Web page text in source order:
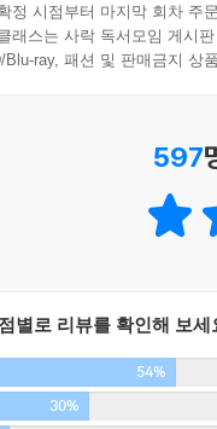
정 시점부터 마지막 회차 주
래스는 사락 독서모임 게시
Blu-ray, 패션 및 판매금지 상
597
별로 리뷰를 확인해 보세
54%
30%